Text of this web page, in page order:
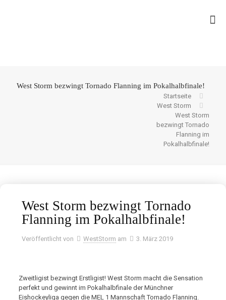
West Storm bezwingt Tornado Flanning im Pokalhalbfinale!
Startseite
West Storm
West Storm
bezwingt Tornado
Flanning im
Pokalhalbfinale!
West Storm bezwingt Tornado
Flanning im Pokalhalbfinale!
Veröffentlicht von WestStorm am 3. März 2019
Zweitligist bezwingt Erstligist! West Storm macht die Sensation
perfekt und gewinnt im Pokalhalbfinale der Münchner
Eishockeyliga gegen die MEL 1 Mannschaft Tornado Flanning.